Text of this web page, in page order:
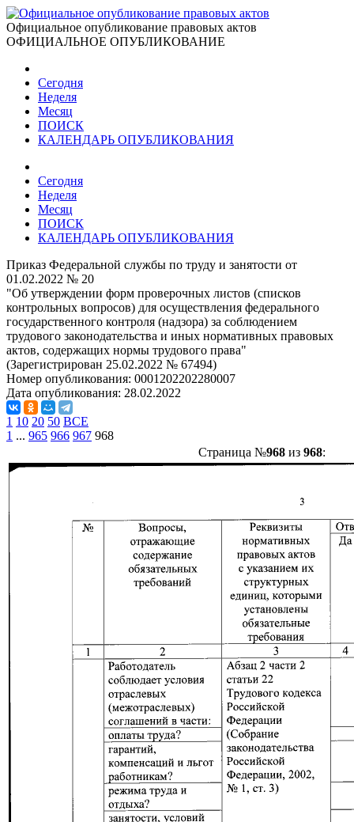
Официальное опубликование правовых актов
ОФИЦИАЛЬНОЕ ОПУБЛИКОВАНИЕ
Сегодня
Неделя
Месяц
ПОИСК
КАЛЕНДАРЬ ОПУБЛИКОВАНИЯ
Сегодня
Неделя
Месяц
ПОИСК
КАЛЕНДАРЬ ОПУБЛИКОВАНИЯ
Приказ Федеральной службы по труду и занятости от
01.02.2022 № 20
"Об утверждении форм проверочных листов (списков
контрольных вопросов) для осуществления федерального
государственного контроля (надзора) за соблюдением
трудового законодательства и иных нормативных правовых
актов, содержащих нормы трудового права"
(Зарегистрирован 25.02.2022 № 67494)
Номер опубликования: 0001202202280007
Дата опубликования: 28.02.2022
1 10 20 50 ВСЕ
1 ... 965 966 967 968
Страница №968из 968: